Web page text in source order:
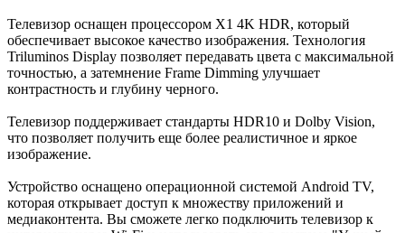
Телевизор оснащен процессором X1 4K HDR, который
обеспечивает высокое качество изображения. Технология
Triluminos Display позволяет передавать цвета с максимальной
точностью, а затемнение Frame Dimming улучшает
контрастность и глубину черного.
Телевизор поддерживает стандарты HDR10 и Dolby Vision,
что позволяет получить еще более реалистичное и яркое
изображение.
Устройство оснащено операционной системой Android TV,
которая открывает доступ к множеству приложений и
медиаконтента. Вы сможете легко подключить телевизор к